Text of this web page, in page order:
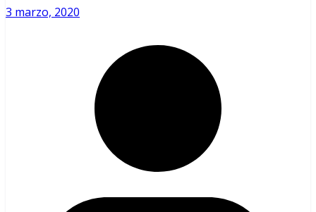
3 marzo, 2020